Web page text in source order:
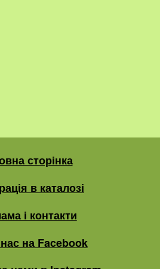
сторінка
в каталозі
і контакти
на Facebook